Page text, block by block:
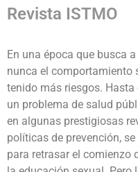
Revista ISTMO
En una época que busca
nunca el comportamiento
tenido más riesgos.
un problema de salud
en algunas prestigiosas
políticas de prevención,
para retrasar el comienzo